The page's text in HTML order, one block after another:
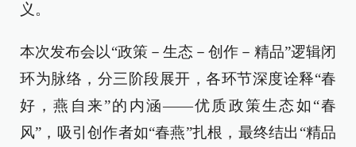
义。
本次发布会以“政策－生态－创作－精品”逻辑闭
环为脉络，分三阶段展开，各环节深度诠释“春
好，燕自来”的内涵——优质政策生态如“春
风”，吸引创作者如“春燕”扎根，最终结出“精品